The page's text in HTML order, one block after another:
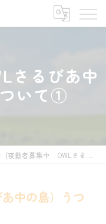
さるびあ中
いて①
(夜勤者募集中 OWLさるびあ中の島）うつ病について①
中の島）うつ